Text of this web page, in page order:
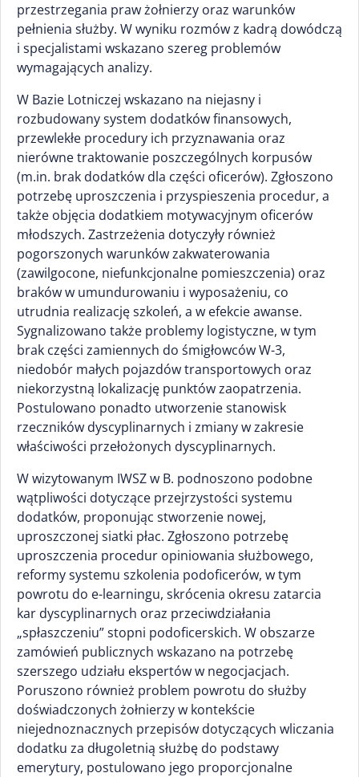
przestrzegania praw żołnierzy oraz warunków
pełnienia służby. W wyniku rozmów z kadrą dowódczą
i specjalistami wskazano szereg problemów
wymagających analizy.
W Bazie Lotniczej wskazano na niejasny i
rozbudowany system dodatków finansowych,
przewlekłe procedury ich przyznawania oraz
nierówne traktowanie poszczególnych korpusów
(m.in. brak dodatków dla części oficerów). Zgłoszono
potrzebę uproszczenia i przyspieszenia procedur, a
także objęcia dodatkiem motywacyjnym oficerów
młodszych. Zastrzeżenia dotyczyły również
pogorszonych warunków zakwaterowania
(zawilgocone, niefunkcjonalne pomieszczenia) oraz
braków w umundurowaniu i wyposażeniu, co
utrudnia realizację szkoleń, a w efekcie awanse.
Sygnalizowano także problemy logistyczne, w tym
brak części zamiennych do śmigłowców W-3,
niedobór małych pojazdów transportowych oraz
niekorzystną lokalizację punktów zaopatrzenia.
Postulowano ponadto utworzenie stanowisk
rzeczników dyscyplinarnych i zmiany w zakresie
właściwości przełożonych dyscyplinarnych.
W wizytowanym IWSZ w B. podnoszono podobne
wątpliwości dotyczące przejrzystości systemu
dodatków, proponując stworzenie nowej,
uproszczonej siatki płac. Zgłoszono potrzebę
uproszczenia procedur opiniowania służbowego,
reformy systemu szkolenia podoficerów, w tym
powrotu do e-learningu, skrócenia okresu zatarcia
kar dyscyplinarnych oraz przeciwdziałania
„spłaszczeniu” stopni podoficerskich. W obszarze
zamówień publicznych wskazano na potrzebę
szerszego udziału ekspertów w negocjacjach.
Poruszono również problem powrotu do służby
doświadczonych żołnierzy w kontekście
niejednoznacznych przepisów dotyczących wliczania
dodatku za długoletnią służbę do podstawy
emerytury, postulowano jego proporcjonalne